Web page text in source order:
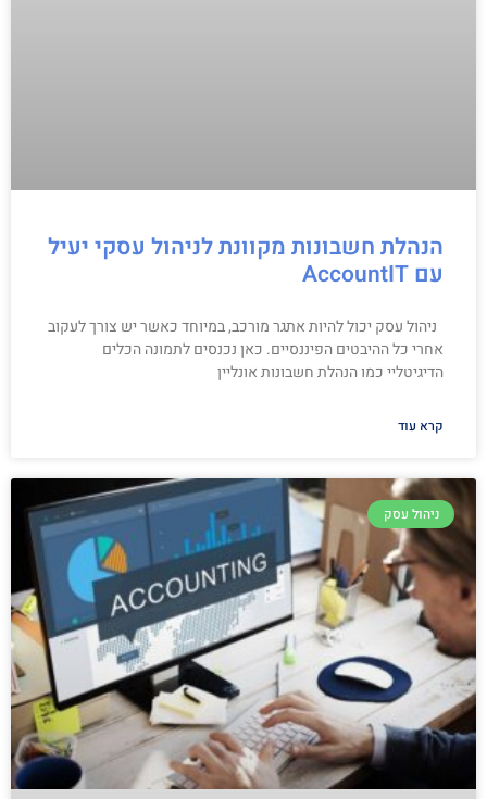
הנהלת חשבונות מקוונת לניהול עסקי יעיל
עם AccountIT
ניהול עסק יכול להיות אתגר מורכב, במיוחד כאשר יש צורך לעקוב
אחרי כל ההיבטים הפיננסיים. כאן נכנסים לתמונה הכלים
הדיגיטליי כמו הנהלת חשבונות אונליין
קרא עוד
ניהול עסק